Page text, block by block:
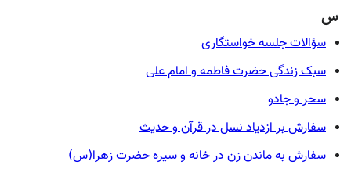
س
سؤالات جلسه خواستگاری
سبک زندگی حضرت فاطمه و امام علی
سحر و جادو
سفارش بر ازدیاد نسل در قرآن و حدیث
سفارش به ماندن زن در خانه و سیره حضرت زهرا(س)